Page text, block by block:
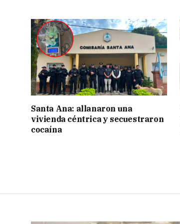
Santa Ana: allanaron una
vivienda céntrica y secuestraron
cocaína